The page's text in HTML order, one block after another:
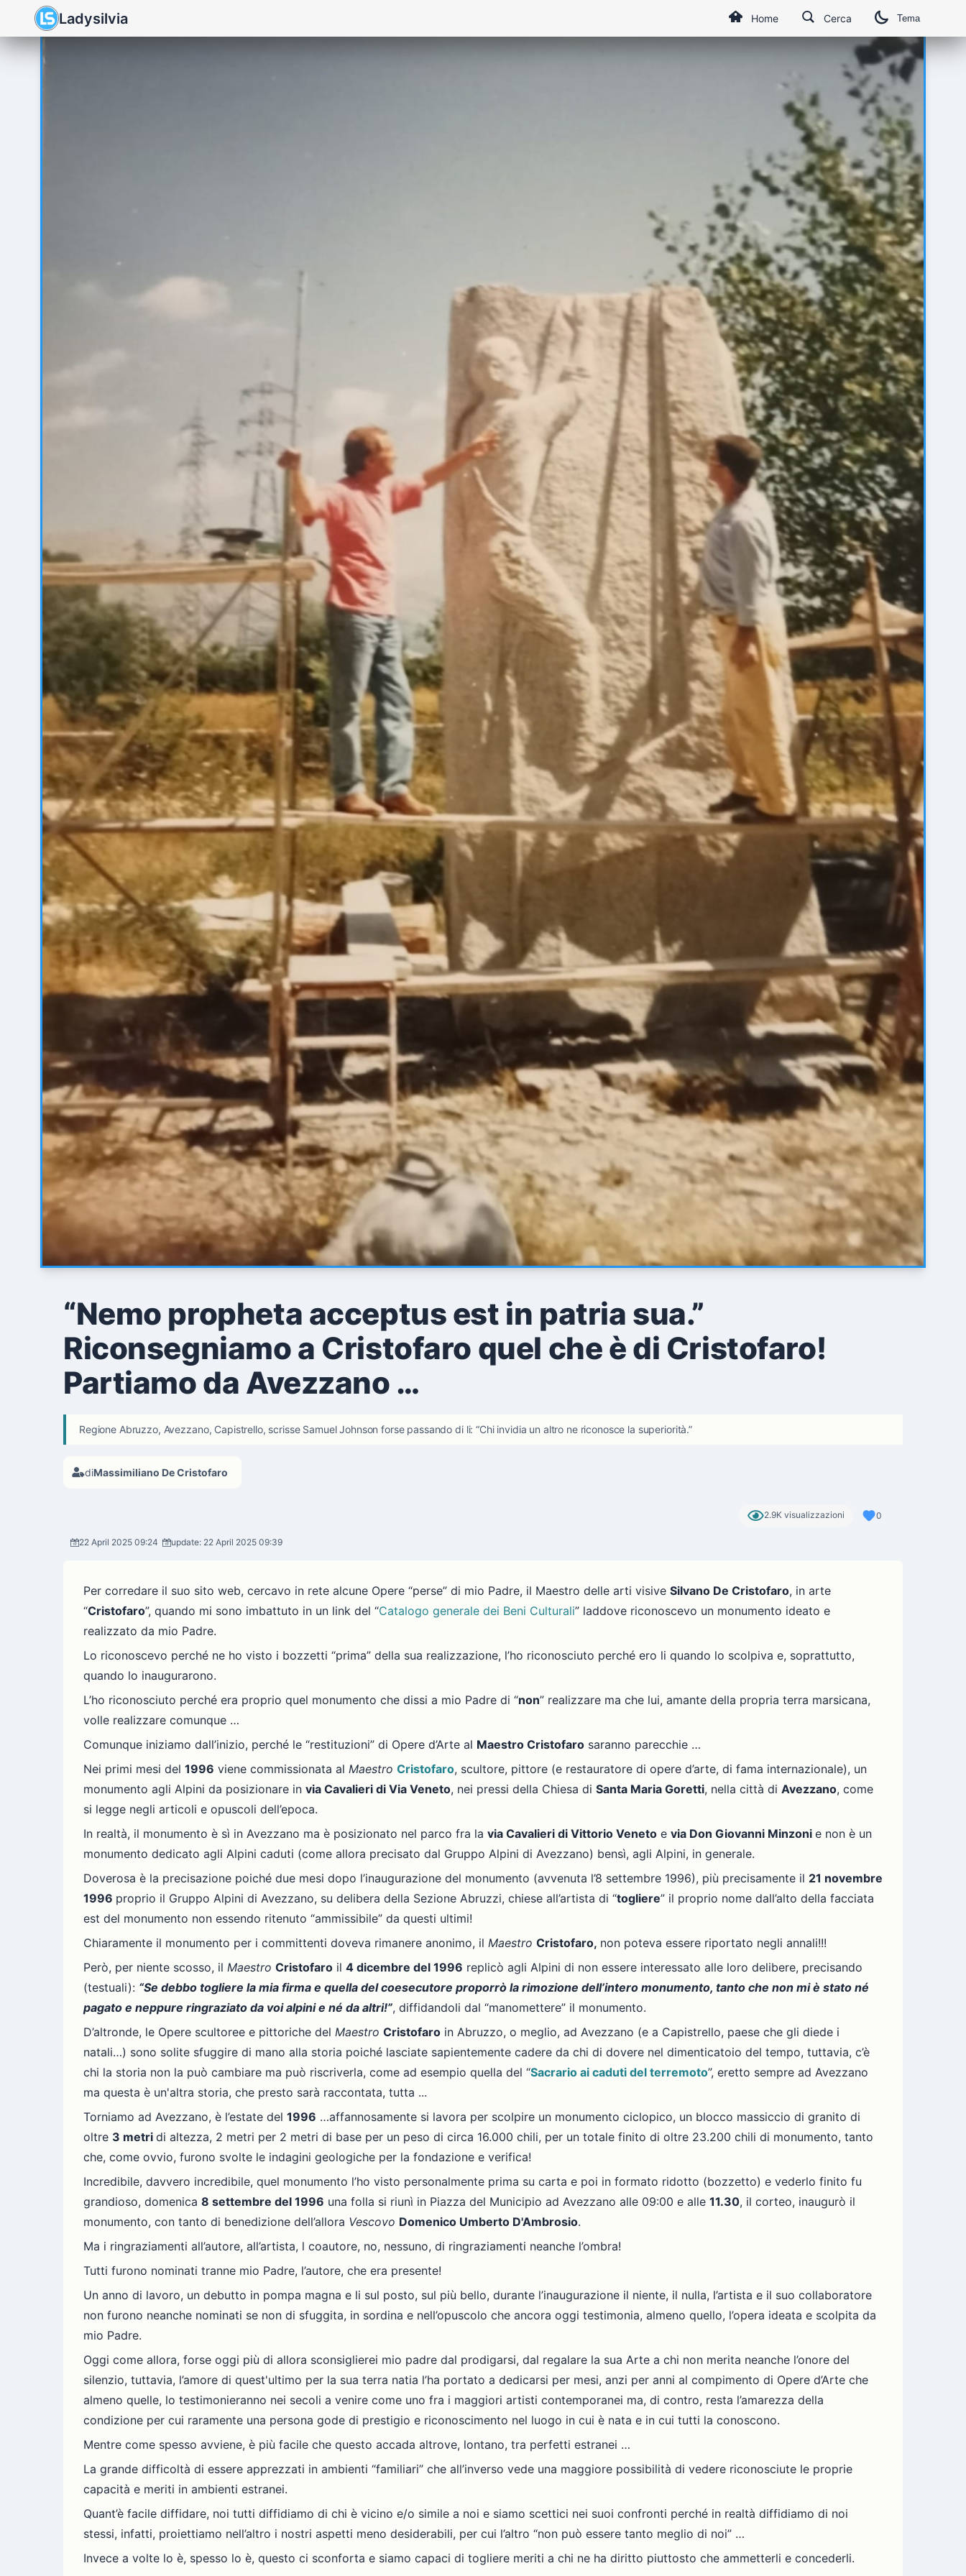
Ladysilvia Home Cerca Tema
“Nemo propheta acceptus est in patria sua.”
Riconsegniamo a Cristofaro quel che è di Cristofaro!
Partiamo da Avezzano …
Regione Abruzzo, Avezzano, Capistrello, scrisse Samuel Johnson forse passando di li: “Chi invidia un altro ne riconosce la superiorità.”
diMassimiliano De Cristofaro
2.9K visualizzazioni 0
22 April 2025 09:24 update: 22 April 2025 09:39
Per corredare il suo sito web, cercavo in rete alcune Opere “perse” di mio Padre, il Maestro delle arti visive Silvano De Cristofaro, in arte
“Cristofaro”, quando mi sono imbattuto in un link del “Catalogo generale dei Beni Culturali” laddove riconoscevo un monumento ideato e
realizzato da mio Padre.
Lo riconoscevo perché ne ho visto i bozzetti “prima” della sua realizzazione, l’ho riconosciuto perché ero li quando lo scolpiva e, soprattutto,
quando lo inaugurarono.
L’ho riconosciuto perché era proprio quel monumento che dissi a mio Padre di “non” realizzare ma che lui, amante della propria terra marsicana,
volle realizzare comunque …
Comunque iniziamo dall’inizio, perché le “restituzioni” di Opere d’Arte al Maestro Cristofaro saranno parecchie …
Nei primi mesi del 1996 viene commissionata al Maestro Cristofaro, scultore, pittore (e restauratore di opere d’arte, di fama internazionale), un
monumento agli Alpini da posizionare in via Cavalieri di Via Veneto, nei pressi della Chiesa di Santa Maria Goretti, nella città di Avezzano, come
si legge negli articoli e opuscoli dell’epoca.
In realtà, il monumento è sì in Avezzano ma è posizionato nel parco fra la via Cavalieri di Vittorio Veneto e via Don Giovanni Minzoni e non è un
monumento dedicato agli Alpini caduti (come allora precisato dal Gruppo Alpini di Avezzano) bensì, agli Alpini, in generale.
Doverosa è la precisazione poiché due mesi dopo l’inaugurazione del monumento (avvenuta l’8 settembre 1996), più precisamente il 21 novembre
1996 proprio il Gruppo Alpini di Avezzano, su delibera della Sezione Abruzzi, chiese all’artista di “togliere” il proprio nome dall’alto della facciata
est del monumento non essendo ritenuto “ammissibile” da questi ultimi!
Chiaramente il monumento per i committenti doveva rimanere anonimo, il Maestro Cristofaro, non poteva essere riportato negli annali!!!
Però, per niente scosso, il Maestro Cristofaro il 4 dicembre del 1996 replicò agli Alpini di non essere interessato alle loro delibere, precisando
(testuali): “Se debbo togliere la mia firma e quella del coesecutore proporrò la rimozione dell’intero monumento, tanto che non mi è stato né
pagato e neppure ringraziato da voi alpini e né da altri!”, diffidandoli dal “manomettere” il monumento.
D’altronde, le Opere scultoree e pittoriche del Maestro Cristofaro in Abruzzo, o meglio, ad Avezzano (e a Capistrello, paese che gli diede i
natali…) sono solite sfuggire di mano alla storia poiché lasciate sapientemente cadere da chi di dovere nel dimenticatoio del tempo, tuttavia, c’è
chi la storia non la può cambiare ma può riscriverla, come ad esempio quella del “Sacrario ai caduti del terremoto”, eretto sempre ad Avezzano
ma questa è un'altra storia, che presto sarà raccontata, tutta ...
Torniamo ad Avezzano, è l’estate del 1996 …affannosamente si lavora per scolpire un monumento ciclopico, un blocco massiccio di granito di
oltre 3 metri di altezza, 2 metri per 2 metri di base per un peso di circa 16.000 chili, per un totale finito di oltre 23.200 chili di monumento, tanto
che, come ovvio, furono svolte le indagini geologiche per la fondazione e verifica!
Incredibile, davvero incredibile, quel monumento l’ho visto personalmente prima su carta e poi in formato ridotto (bozzetto) e vederlo finito fu
grandioso, domenica 8 settembre del 1996 una folla si riunì in Piazza del Municipio ad Avezzano alle 09:00 e alle 11.30, il corteo, inaugurò il
monumento, con tanto di benedizione dell’allora Vescovo Domenico Umberto D'Ambrosio.
Ma i ringraziamenti all’autore, all’artista, l coautore, no, nessuno, di ringraziamenti neanche l’ombra!
Tutti furono nominati tranne mio Padre, l’autore, che era presente!
Un anno di lavoro, un debutto in pompa magna e li sul posto, sul più bello, durante l’inaugurazione il niente, il nulla, l’artista e il suo collaboratore
non furono neanche nominati se non di sfuggita, in sordina e nell’opuscolo che ancora oggi testimonia, almeno quello, l’opera ideata e scolpita da
mio Padre.
Oggi come allora, forse oggi più di allora sconsiglierei mio padre dal prodigarsi, dal regalare la sua Arte a chi non merita neanche l’onore del
silenzio, tuttavia, l’amore di quest'ultimo per la sua terra natia l’ha portato a dedicarsi per mesi, anzi per anni al compimento di Opere d’Arte che
almeno quelle, lo testimonieranno nei secoli a venire come uno fra i maggiori artisti contemporanei ma, di contro, resta l’amarezza della
condizione per cui raramente una persona gode di prestigio e riconoscimento nel luogo in cui è nata e in cui tutti la conoscono.
Mentre come spesso avviene, è più facile che questo accada altrove, lontano, tra perfetti estranei …
La grande difficoltà di essere apprezzati in ambienti “familiari” che all’inverso vede una maggiore possibilità di vedere riconosciute le proprie
capacità e meriti in ambienti estranei.
Quant’è facile diffidare, noi tutti diffidiamo di chi è vicino e/o simile a noi e siamo scettici nei suoi confronti perché in realtà diffidiamo di noi
stessi, infatti, proiettiamo nell’altro i nostri aspetti meno desiderabili, per cui l’altro “non può essere tanto meglio di noi” …
Invece a volte lo è, spesso lo è, questo ci sconforta e siamo capaci di togliere meriti a chi ne ha diritto piuttosto che ammetterli e concederli.